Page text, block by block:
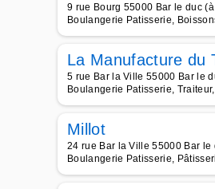
9 rue Bourg 55000 Bar le duc
Boulangerie Patisserie,
La Manufacture du
5 rue Bar la Ville 55000 Bar le
Boulangerie Patisserie,
Millot
24 rue Bar la Ville 55000 Bar
Boulangerie Patisserie,